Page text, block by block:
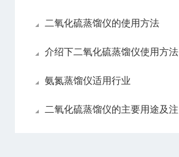
二氧化硫蒸馏仪的使用方法
介绍下二氧化硫蒸馏仪使用方法
氨氮蒸馏仪适用行业
二氧化硫蒸馏仪的主要用途及注意事项